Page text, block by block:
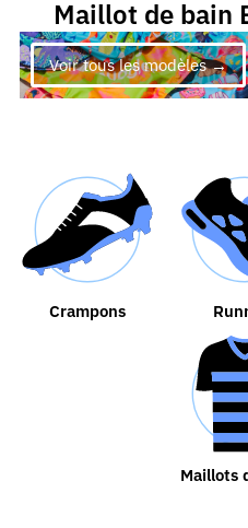
Maillot de bain
Voir tous les modèles →
Crampons
Maillots